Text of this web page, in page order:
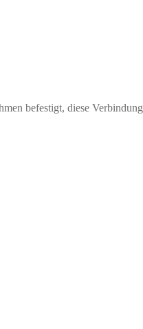
befestigt, diese Verbindung